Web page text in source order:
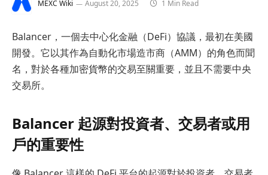
MEXC Wiki August 20, 2025 1 Min Read
Balancer，一個去中心化金融（DeFi）協議，最初在美國
開發。它以其作為自動化市場造市商（AMM）的角色而聞
名，對於各種加密貨幣的交易至關重要，並且不需要中央
交易所。
Balancer 起源對投資者、交易者或用
戶的重要性